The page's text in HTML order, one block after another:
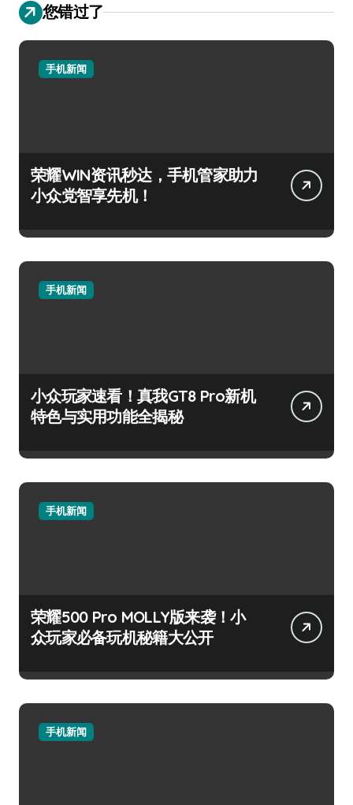
您错过了
手机新闻
荣耀WIN资讯秒达，手机管家助力
小众党智享先机！
手机新闻
小众玩家速看！真我GT8 Pro新机
特色与实用功能全揭秘
手机新闻
荣耀500 Pro MOLLY版来袭！小
众玩家必备玩机秘籍大公开
手机新闻